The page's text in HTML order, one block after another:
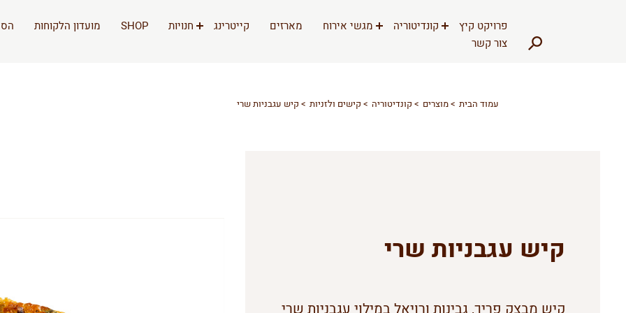
פרויקט קיץ קונדיטוריה מגשי אירוח מארזים קייטרינג חנויות SHOP מועדון הלקוחות
צור קשר
עמוד הבית מוצרים קונדיטוריה קישים ולזניות קיש עגבניות שרי
קיש עגבניות שרי